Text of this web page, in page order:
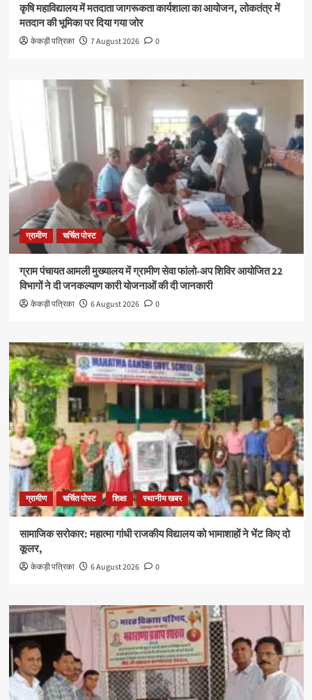
कृषि महाविद्यालय में मतदाता जागरूकता कार्यशाला का आयोजन, लोकतंत्र में
मतदान की भूमिका पर दिया गया जोर
केकड़ी पत्रिका 7 August 2026 0
ग्रामीण चर्चित पोस्ट
ग्राम पंचायत आमली मुख्यालय में ग्रामीण सेवा फांलो-अप शिविर आयोजित 22
विभागों ने दी जनकल्याण कारी योजनाओं की दी जानकारी
केकड़ी पत्रिका 6 August 2026 0
ग्रामीण चर्चित पोस्ट शिक्षा स्थानीय खबर
सामाजिक सरोकार: महात्मा गांधी राजकीय विद्यालय को भामाशाहों ने भेंट किए दो
कूलर,
केकड़ी पत्रिका 6 August 2026 0